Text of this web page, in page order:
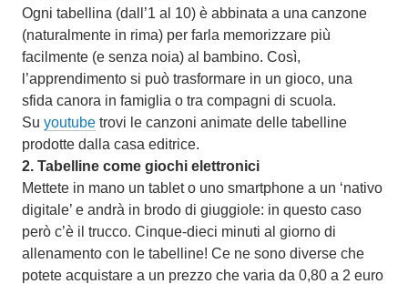
Ogni tabellina (dall’1 al 10) è abbinata a una canzone
(naturalmente in rima) per farla memorizzare più
facilmente (e senza noia) al bambino. Così,
l’apprendimento si può trasformare in un gioco, una
sfida canora in famiglia o tra compagni di scuola.
Su youtube trovi le canzoni animate delle tabelline
prodotte dalla casa editrice.
2. Tabelline come giochi elettronici
Mettete in mano un tablet o uno smartphone a un ‘nativo
digitale’ e andrà in brodo di giuggiole: in questo caso
però c’è il trucco. Cinque-dieci minuti al giorno di
allenamento con le tabelline! Ce ne sono diverse che
potete acquistare a un prezzo che varia da 0,80 a 2 euro